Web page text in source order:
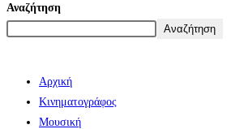
Αναζήτηση
Αναζήτηση
Αρχική
Κινηματογράφος
Μουσική